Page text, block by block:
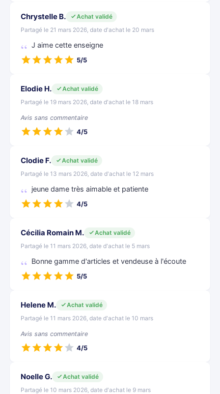
Chrystelle B.
Achat validé
Partagé le 21 mars 2026, date d'achat le 20 mars
J aime cette enseigne
5/5
Elodie H.
Achat validé
Partagé le 19 mars 2026, date d'achat le 18 mars
Avis sans commentaire
4/5
Clodie F.
Achat validé
Partagé le 13 mars 2026, date d'achat le 12 mars
jeune dame très aimable et patiente
4/5
Cécilia Romain M.
Achat validé
Partagé le 11 mars 2026, date d'achat le 5 mars
Bonne gamme d'articles et vendeuse à l'écoute
5/5
Helene M.
Achat validé
Partagé le 11 mars 2026, date d'achat le 10 mars
Avis sans commentaire
4/5
Noelle G.
Achat validé
Partagé le 10 mars 2026, date d'achat le 9 mars